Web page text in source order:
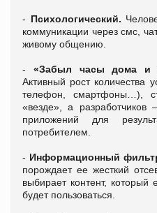
- Психологический.
коммуникации через смс,
живому общению.
- «Забыл часы дома и
Активный рост количества
телефон, смартфоны…),
«везде», а разработчиков
приложений для
потребителем.
- Информационный
порождает ее жесткий
выбирает контент,
будет пользоваться.